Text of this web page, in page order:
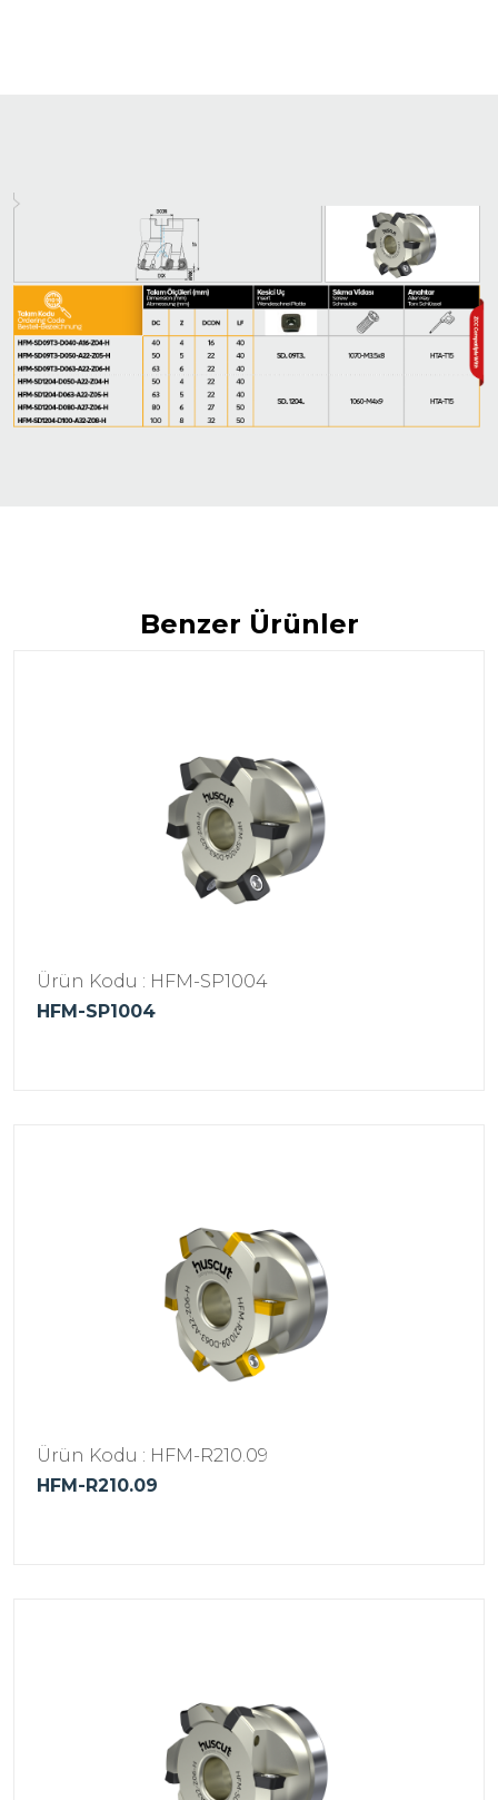
Benzer Ürünler
Ürün Kodu : HFM-SP1004
HFM-SP1004
Ürün Kodu : HFM-R210.09
HFM-R210.09